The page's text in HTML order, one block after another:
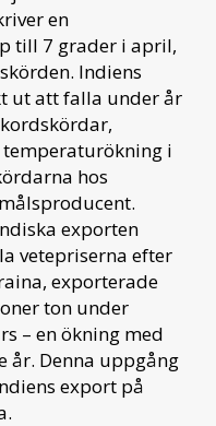
en
till 7 grader i april,
Indiens
ut att falla under år
i
hos
exporten
vetepriserna efter
exporterade
ton under
– en ökning med
år. Denna uppgång
export på